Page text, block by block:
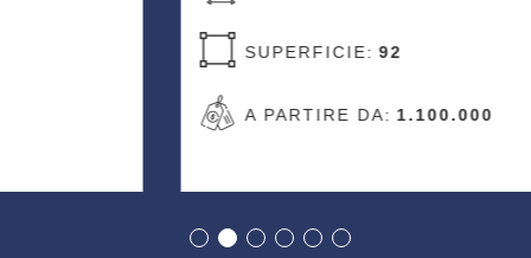
92
A PARTIRE DA: 1.100.000